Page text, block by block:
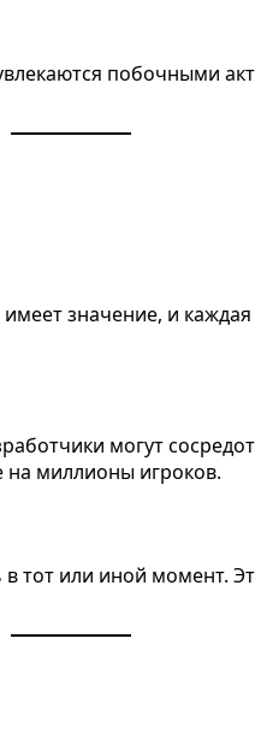
побочными
значение, и
могут
на миллионы игроков.
тот или иной момент.